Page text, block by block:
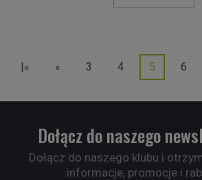
|« « 3 4 5 6
Dołącz do naszego
Dołącz do naszego klubu i
informacje, promocje i